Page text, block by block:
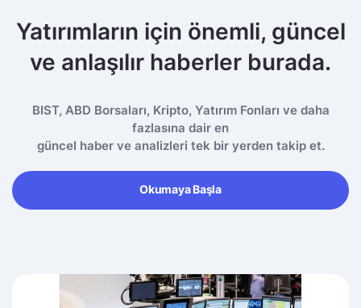
Yatırımların için önemli, güncel
ve anlaşılır haberler burada.
BIST, ABD Borsaları, Kripto, Yatırım Fonları ve daha
fazlasına dair en
güncel haber ve analizleri tek bir yerden takip et.
Okumaya Başla